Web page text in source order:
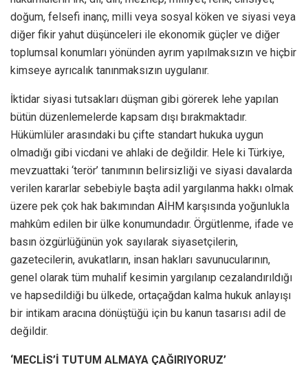
doğum, felsefi inanç, milli veya sosyal köken ve siyasi veya
diğer fikir yahut düşünceleri ile ekonomik güçler ve diğer
toplumsal konumları yönünden ayrım yapılmaksızın ve hiçbir
kimseye ayrıcalık tanınmaksızın uygulanır.
İktidar siyasi tutsakları düşman gibi görerek lehe yapılan
bütün düzenlemelerde kapsam dışı bırakmaktadır.
Hükümlüler arasındaki bu çifte standart hukuka uygun
olmadığı gibi vicdani ve ahlaki de değildir. Hele ki Türkiye,
mevzuattaki ‘terör’ tanımının belirsizliği ve siyasi davalarda
verilen kararlar sebebiyle başta adil yargılanma hakkı olmak
üzere pek çok hak bakımından AİHM karşısında yoğunlukla
mahkûm edilen bir ülke konumundadır. Örgütlenme, ifade ve
basın özgürlüğünün yok sayılarak siyasetçilerin,
gazetecilerin, avukatların, insan hakları savunucularının,
genel olarak tüm muhalif kesimin yargılanıp cezalandırıldığı
ve hapsedildiği bu ülkede, ortaçağdan kalma hukuk anlayışı
bir intikam aracına dönüştüğü için bu kanun tasarısı adil de
değildir.
‘MECLİS’İ TUTUM ALMAYA ÇAĞIRIYORUZ’